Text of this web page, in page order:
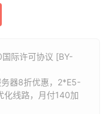
际许可协议 [BY-
器8折优惠，2*E5-
线路，月付140加